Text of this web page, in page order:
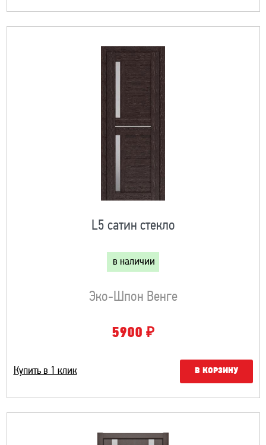
L5 сатин стекло
в наличии
Эко-Шпон Венге
5900 ₽
Купить в 1 клик В КОРЗИНУ